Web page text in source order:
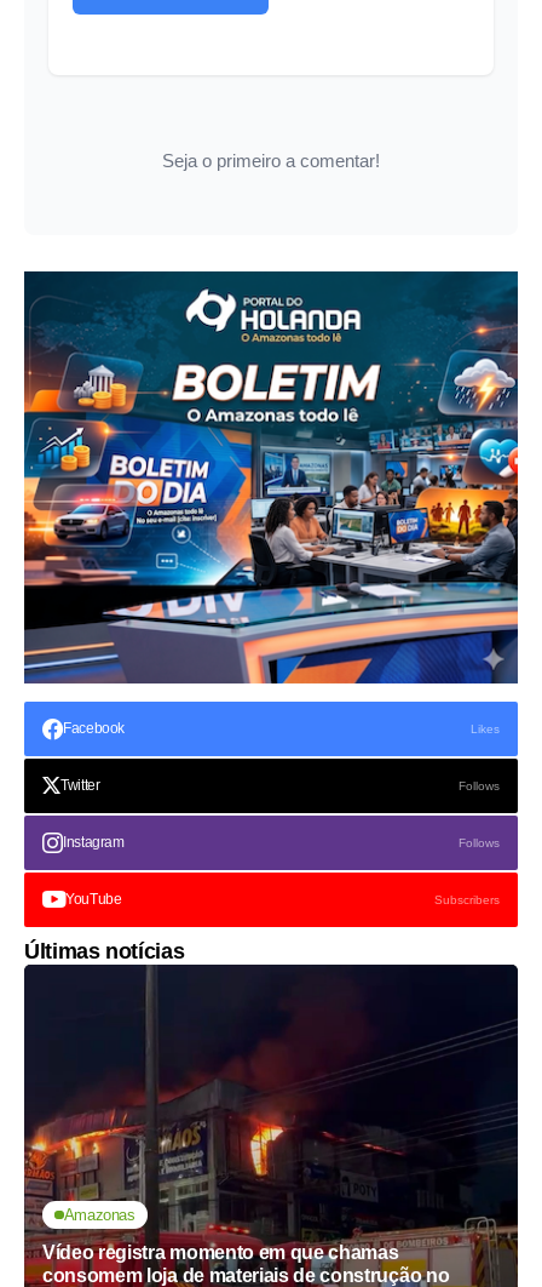
Seja o primeiro a comentar!
Facebook Likes
Twitter Follows
Instagram Follows
YouTube Subscribers
Últimas notícias
Amazonas
Vídeo registra momento em que chamas
consomem loja de materiais de construção no